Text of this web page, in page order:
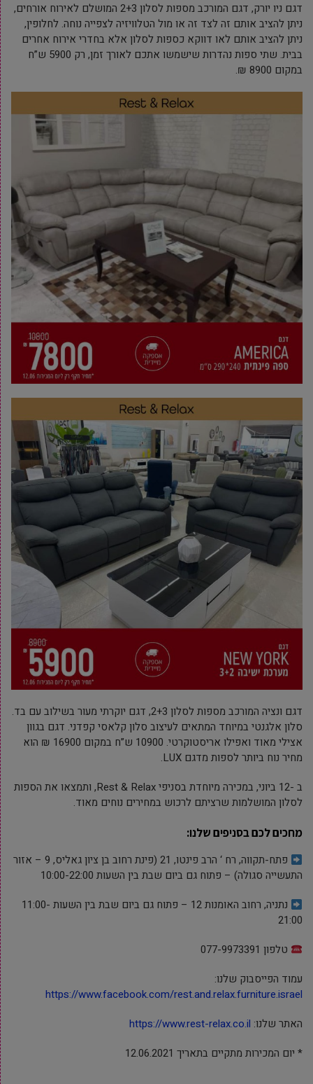
דגם ניו יורק, דגם המורכב מספות לסלון 2+3 המושלם לאירוח אורחים,
ניתן להציב אותם זה לצד זה או מול הטלוויזיה לצפייה נוחה. לחלופין,
ניתן להציב אותם לאו דווקא כספות לסלון אלא בחדרי אירוח אחרים
בבית. שתי ספות נהדרות שישמשו אתכם לאורך זמן, רק 5900 ש”ח
במקום 8900 ₪.
דגם ונציה המורכב מספות לסלון 2+3, דגם יוקרתי מעור בשילוב עם בד.
סלון אלגנטי במיוחד המתאים לעיצוב סלון קלאסי קפדני. דגם בגוון
אצילי מאוד ואפילו אריסטוקרטי. 10900 ש”ח במקום 16900 ₪ הוא
מחיר נוח ביותר לספות מדגם LUX.
ב -12 ביוני, במכירה מיוחדת בסניפי Rest & Relax, ותמצאו את הספות
לסלון המושלמות שרציתם לרכוש במחירים נוחים מאוד.
מחכים לכם בסניפים שלנו:
פתח-תקווה, רח ‘ הרב פינטו, 21 (פינת רחוב בן ציון גאליס, 9 – אזור
התעשייה סגולה) – פתוח גם ביום שבת בין השעות 10:00-22:00
נתניה, רחוב האומנות 12 – פתוח גם ביום שבת בין השעות 11:00-
21:00
טלפון 077-9973391
עמוד הפייסבוק שלנו:
https://www.facebook.com/rest.and.relax.furniture.israel
האתר שלנו: https://www.rest-relax.co.il
* יום המכירות מתקיים בתאריך 12.06.2021